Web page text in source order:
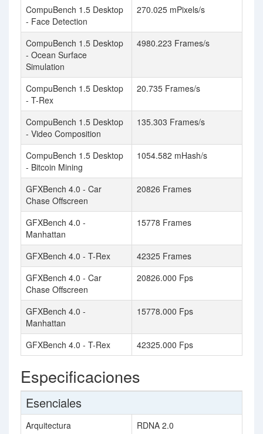
CompuBench 1.5 Desktop
- Face Detection
270.025 mPixels/s
CompuBench 1.5 Desktop
- Ocean Surface
Simulation
4980.223 Frames/s
CompuBench 1.5 Desktop
- T-Rex
20.735 Frames/s
CompuBench 1.5 Desktop
- Video Composition
135.303 Frames/s
CompuBench 1.5 Desktop
- Bitcoin Mining
1054.582 mHash/s
GFXBench 4.0 - Car
Chase Offscreen
20826 Frames
GFXBench 4.0 -
Manhattan
15778 Frames
GFXBench 4.0 - T-Rex
42325 Frames
GFXBench 4.0 - Car
Chase Offscreen
20826.000 Fps
GFXBench 4.0 -
Manhattan
15778.000 Fps
GFXBench 4.0 - T-Rex 42325.000 Fps
Especificaciones
Esenciales
Arquitectura RDNA 2.0